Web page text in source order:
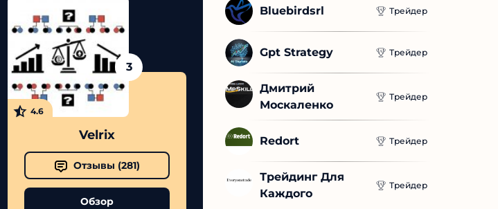
4.6
Velrix
Отзывы (281)
Обзор
Bluebirdsrl Трейдер
Gpt Strategy Трейдер
Дмитрий
Москаленко
Трейдер
Redort Трейдер
Трейдинг Для
Каждого
Трейдер